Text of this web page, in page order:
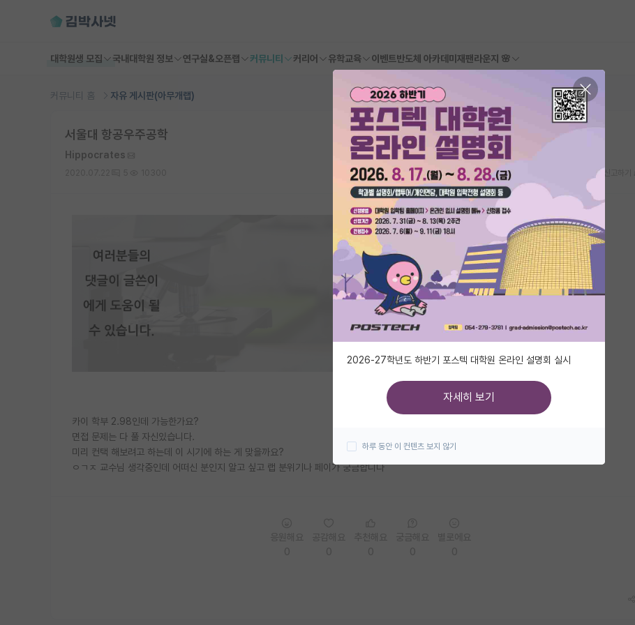
대학원생 모집 국내대학원 정보 연구실&오픈랩 커뮤니티 커리어 유학교육 이벤트반도체 아카데미 재팬라운지 🌸
커뮤니티 홈 자유 게시판(아무개랩)
서울대 항공우주공학
Hippocrates
카이 학부 2.98인데 가능한가요?
면접 문제는 다 풀 자신있습니다.
미리 컨택 해보려고 하는데 이 시기에 하는 게 맞을까요?
ㅇㄱㅈ 교수님 생각중인데 어떠신 분인지 알고 싶고 랩 분위기나 페이가 궁금합니다
2026-27학년도 하반기 포스텍 대학원 온라인 설명회 실시
자세히 보기
하루 동안 이 컨텐츠 보지 않기